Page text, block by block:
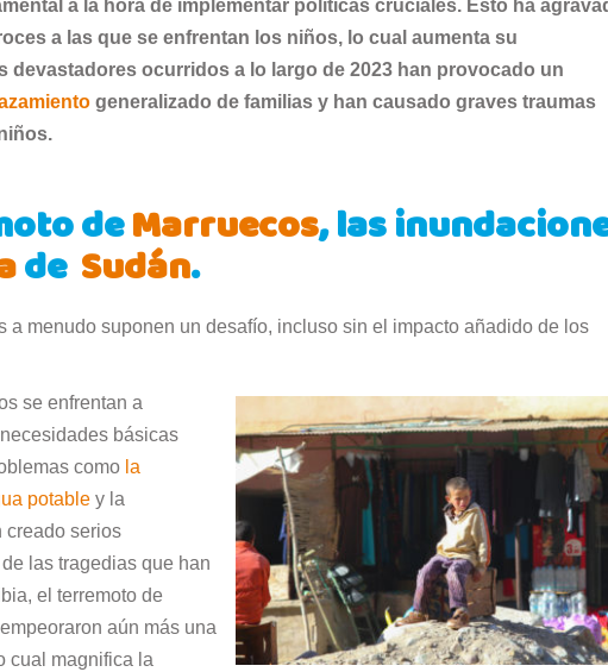
a la hora de implementar políticas cruciales. Esto ha
a las que se enfrentan los niños, lo cual aumenta su
ocurridos a lo largo de 2023 han provocado un
generalizado de familias y han causado graves traumas
deMarruecos, las
deSudán.
a menudo suponen un desafío, incluso sin el impacto añadido de los
se enfrentan a
básicas
como la
potable y la
creado serios
las tragedias que han
el terremoto de
aún más una
cual magnifica la